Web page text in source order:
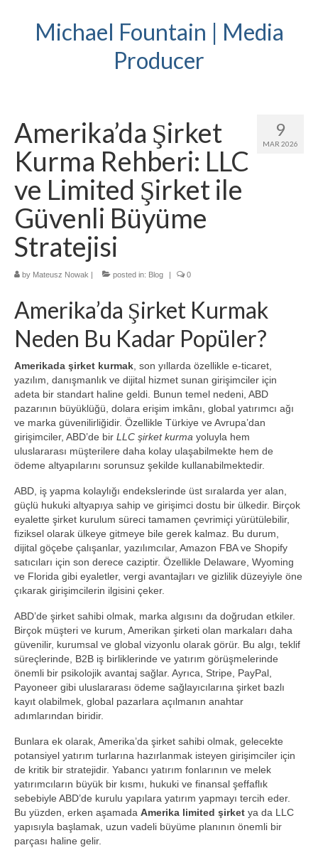
Michael Fountain | Media
Producer
9
MAR 2026
Amerika’da Şirket
Kurma Rehberi: LLC
ve Limited Şirket ile
Güvenli Büyüme
Stratejisi
by Mateusz Nowak | posted in: Blog | 0
Amerika’da Şirket Kurmak
Neden Bu Kadar Popüler?
Amerikada şirket kurmak , son yıllarda özellikle e‑ticaret,
yazılım, danışmanlık ve dijital hizmet sunan girişimciler için
adeta bir standart haline geldi. Bunun temel nedeni, ABD
pazarının büyüklüğü, dolara erişim imkânı, global yatırımcı ağı
ve marka güvenilirliğidir. Özellikle Türkiye ve Avrupa’dan
girişimciler, ABD’de bir LLC şirket kurma yoluyla hem
uluslararası müşterilere daha kolay ulaşabilmekte hem de
ödeme altyapılarını sorunsuz şekilde kullanabilmektedir.
ABD, iş yapma kolaylığı endekslerinde üst sıralarda yer alan,
güçlü hukuki altyapıya sahip ve girişimci dostu bir ülkedir. Birçok
eyalette şirket kurulum süreci tamamen çevrimiçi yürütülebilir,
fiziksel olarak ülkeye gitmeye bile gerek kalmaz. Bu durum,
dijital göçebe çalışanlar, yazılımcılar, Amazon FBA ve Shopify
satıcıları için son derece caziptir. Özellikle Delaware, Wyoming
ve Florida gibi eyaletler, vergi avantajları ve gizlilik düzeyiyle öne
çıkarak girişimcilerin ilgisini çeker.
ABD’de şirket sahibi olmak, marka algısını da doğrudan etkiler.
Birçok müşteri ve kurum, Amerikan şirketi olan markaları daha
güvenilir, kurumsal ve global vizyonlu olarak görür. Bu algı, teklif
süreçlerinde, B2B iş birliklerinde ve yatırım görüşmelerinde
önemli bir psikolojik avantaj sağlar. Ayrıca, Stripe, PayPal,
Payoneer gibi uluslararası ödeme sağlayıcılarına şirket bazlı
kayıt olabilmek, global pazarlara açılmanın anahtar
adımlarından biridir.
Bunlara ek olarak, Amerika’da şirket sahibi olmak, gelecekte
potansiyel yatırım turlarına hazırlanmak isteyen girişimciler için
de kritik bir stratejidir. Yabancı yatırım fonlarının ve melek
yatırımcıların büyük bir kısmı, hukuki ve finansal şeffaflık
sebebiyle ABD’de kurulu yapılara yatırım yapmayı tercih eder.
Bu yüzden, erken aşamada Amerika limited şirket ya da LLC
yapısıyla başlamak, uzun vadeli büyüme planının önemli bir
parçası haline gelir.